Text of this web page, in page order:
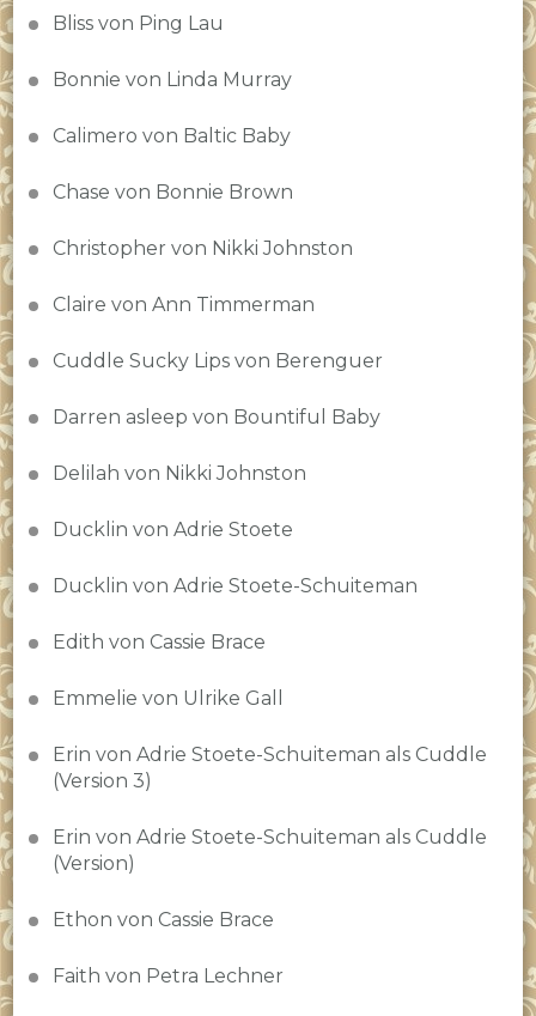
Bliss von Ping Lau
Bonnie von Linda Murray
Calimero von Baltic Baby
Chase von Bonnie Brown
Christopher von Nikki Johnston
Claire von Ann Timmerman
Cuddle Sucky Lips von Berenguer
Darren asleep von Bountiful Baby
Delilah von Nikki Johnston
Ducklin von Adrie Stoete
Ducklin von Adrie Stoete-Schuiteman
Edith von Cassie Brace
Emmelie von Ulrike Gall
Erin von Adrie Stoete-Schuiteman als Cuddle
(Version 3)
Erin von Adrie Stoete-Schuiteman als Cuddle
(Version)
Ethon von Cassie Brace
Faith von Petra Lechner